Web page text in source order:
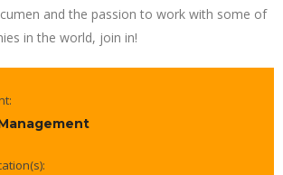
and the passion to work with some of
in the world, join in!